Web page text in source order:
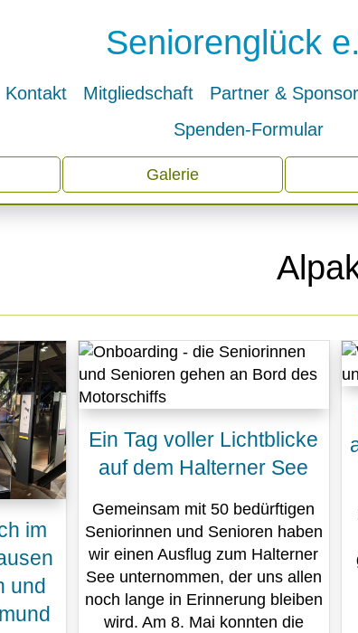
Seniorenglück
Kontakt Mitgliedschaft Partner &
Spenden-Formular
Galerie
im
und
Ein Tag voller Lichtblicke
auf dem Halterner See
Gemeinsam mit 50 bedürftigen
Seniorinnen und Senioren haben
wir einen Ausflug zum Halterner
See unternommen, der uns allen
noch lange in Erinnerung bleiben
wird. Am 8. Mai konnten die